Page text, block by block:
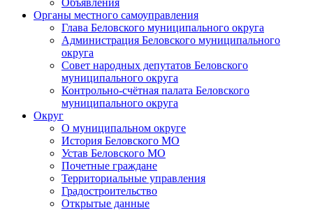
Объявления
Органы местного самоуправления
Глава Беловского муниципального округа
Администрация Беловского муниципального
округа
Совет народных депутатов Беловского
муниципального округа
Контрольно-счётная палата Беловского
муниципального округа
Округ
О муниципальном округе
История Беловского МО
Устав Беловского МО
Почетные граждане
Территориальные управления
Градостроительство
Открытые данные